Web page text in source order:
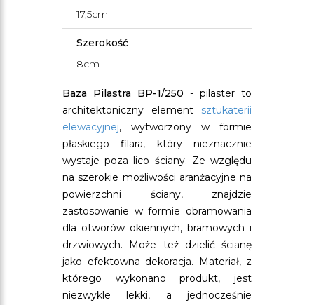
17,5cm
Szerokość
8cm
Baza Pilastra BP-1/250 - pilaster to
architektoniczny element sztukaterii
elewacyjnej, wytworzony w formie
płaskiego filara, który nieznacznie
wystaje poza lico ściany. Ze względu
na szerokie możliwości aranżacyjne na
powierzchni ściany, znajdzie
zastosowanie w formie obramowania
dla otworów okiennych, bramowych i
drzwiowych. Może też dzielić ścianę
jako efektowna dekoracja. Materiał, z
którego wykonano produkt, jest
niezwykle lekki, a jednocześnie